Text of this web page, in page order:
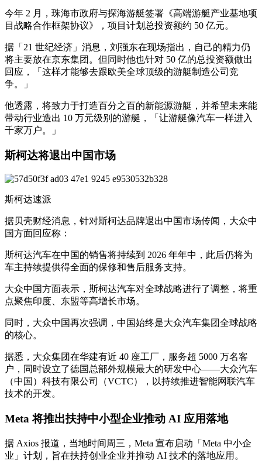
今年 2 月，珠海市政府与探海游艇签署《高端游艇产业基地项
目战略合作框架协议》，项目计划总投资额约 50 亿元。
据「21 世纪经济」消息，刘强东在现场指出，自己的精力仍
将主要放在京东集团。但同时他也针对 50 亿的总投资额做出
回应，「这样才能够去跟欧美全球顶级的游艇制造公司竞
争。」
他透露，将致力于打造百分之百的新能源游艇，并希望未来能
带动行业造出 10 万元级别的游艇，「让游艇像汽车一样进入
千家万户。」
斯柯达将退出中国市场
斯柯达速派
据贝壳财经消息，针对斯柯达品牌退出中国市场传闻，大众中
国方面回应称：
斯柯达汽车在中国的销售将持续到 2026 年年中，此后仍将为
车主持续提供得全面的保修和售后服务支持。
大众中国方面表示，斯柯达汽车对全球战略进行了调整，将重
点聚焦印度、东盟等高增长市场。
同时，大众中国再次强调，中国始终是大众汽车集团全球战略
的核心。
据悉，大众集团在华建有近 40 座工厂，服务超 5000 万名客
户，同时设立了德国总部外规模最大的研发中心——大众汽车
（中国）科技有限公司（VCTC），以持续推进智能网联汽车
技术的开发。
Meta 将推出扶持中小型企业推动 AI 应用落地
据 Axios 报道，当地时间周三，Meta 宣布启动「Meta 中小企
业」计划，旨在扶持创业企业并推动 AI 技术的落地应用。